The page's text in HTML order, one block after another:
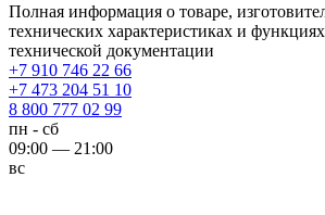
Полная информация о товаре,
технических характеристиках и
технической документации
+7 910 746 22 66
+7 473 204 51 10
8 800 777 02 99
пн - сб
09:00 — 21:00
вс